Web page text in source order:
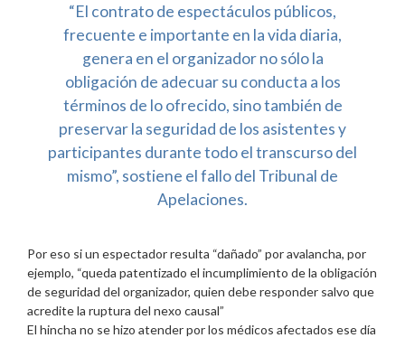
“El contrato de espectáculos públicos,
frecuente e importante en la vida diaria,
genera en el organizador no sólo la
obligación de adecuar su conducta a los
términos de lo ofrecido, sino también de
preservar la seguridad de los asistentes y
participantes durante todo el transcurso del
mismo”, sostiene el fallo del Tribunal de
Apelaciones.
Por eso si un espectador resulta “dañado” por avalancha, por
ejemplo, “queda patentizado el incumplimiento de la obligación
de seguridad del organizador, quien debe responder salvo que
acredite la ruptura del nexo causal”
El hincha no se hizo atender por los médicos afectados ese día